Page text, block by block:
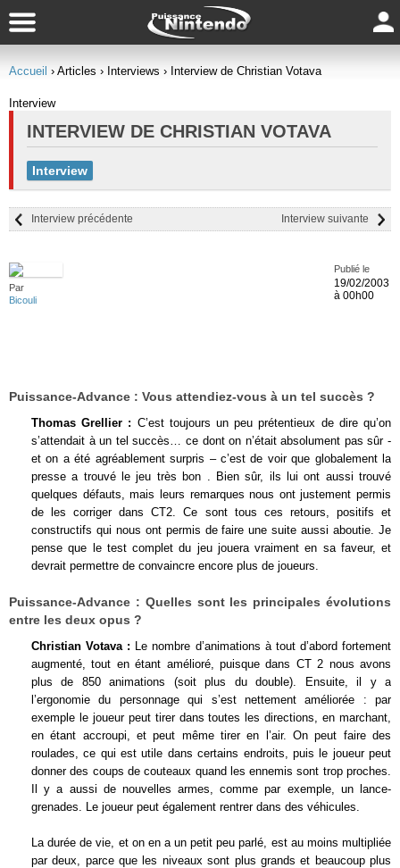
Accueil › Articles › Interviews › Interview de Christian Votava
Interview
INTERVIEW DE CHRISTIAN VOTAVA
Interview
Interview suivante
Interview précédente
Par
Bicouli
Publié le
19/02/2003
à 00h00
Puissance-Advance : Vous attendiez-vous à un tel succès ?
Thomas Grellier : C’est toujours un peu prétentieux de dire qu’on
s’attendait à un tel succès… ce dont on n’était absolument pas sûr -
et on a été agréablement surpris – c’est de voir que globalement la
presse a trouvé le jeu très bon . Bien sûr, ils lui ont aussi trouvé
quelques défauts, mais leurs remarques nous ont justement permis
de les corriger dans CT2. Ce sont tous ces retours, positifs et
constructifs qui nous ont permis de faire une suite aussi aboutie. Je
pense que le test complet du jeu jouera vraiment en sa faveur, et
devrait permettre de convaincre encore plus de joueurs.
Puissance-Advance : Quelles sont les principales évolutions
entre les deux opus ?
Christian Votava : Le nombre d’animations à tout d’abord fortement
augmenté, tout en étant amélioré, puisque dans CT 2 nous avons
plus de 850 animations (soit plus du double). Ensuite, il y a
l’ergonomie du personnage qui s’est nettement améliorée : par
exemple le joueur peut tirer dans toutes les directions, en marchant,
en étant accroupi, et peut même tirer en l’air. On peut faire des
roulades, ce qui est utile dans certains endroits, puis le joueur peut
donner des coups de couteaux quand les ennemis sont trop proches.
Il y a aussi de nouvelles armes, comme par exemple, un lance-
grenades. Le joueur peut également rentrer dans des véhicules.
La durée de vie, et on en a un petit peu parlé, est au moins multipliée
par deux, parce que les niveaux sont plus grands et beaucoup plus